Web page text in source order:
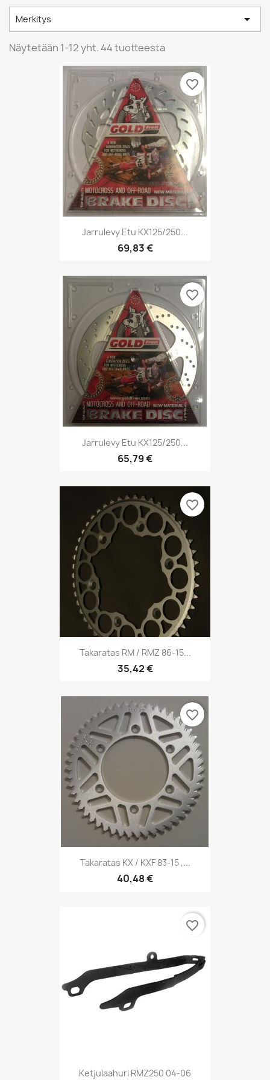
Merkitys 
Näytetään 1-12 yht. 44 tuotteesta
Jarrulevy Etu KX125/250...
69,83 €
favorite_border
Jarrulevy Etu KX125/250...
65,79 €
favorite_border
Takaratas RM / RMZ 86-15...
35,42 €
favorite_border
Takaratas KX / KXF 83-15 ,...
40,48 €
favorite_border
Ketjulaahuri RMZ250 04-06
favorite_border